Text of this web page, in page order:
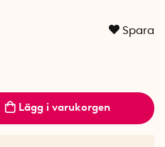
Spara
Lägg i varukorgen